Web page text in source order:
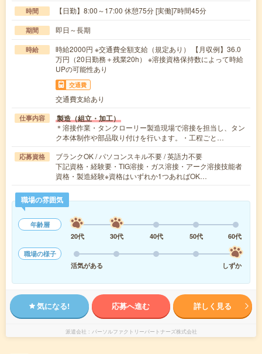
時間 【日勤】8:00～17:00 休憩75分 [実働]7時間45分
期間 即日～長期
時給
時給2000円 ※交通費全額支給（規定あり） 【月収例】36.0
万円（20日勤務＋残業20h） ※溶接資格保持数によって時給
UPの可能性あり
交通費
交通費支給あり
仕事内容 製造（組立・加工）
＊溶接作業・タンクローリー製造現場で溶接を担当し、タン
ク本体制作や部品取り付けを行います。・工程ごと…
応募資格
ブランクOK / パソコンスキル不要 / 英語力不要
下記資格・経験要・TIG溶接・ガス溶接・アーク溶接技能者
資格・製造経験※資格はいずれか1つあればOK…
職場の雰囲気
年齢層
20代
30代 40代 50代
60代
職場の様子
活気がある
しずか
気になる! 応募へ進む 詳しく見る
派遣会社 パーソルファクトリーパートナーズ株式会社